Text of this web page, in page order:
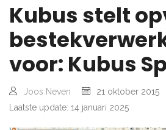
Kubus stelt
voor: Kubus
Joos Neven
21 oktober 2015
Laatste update: 14 januari 2025